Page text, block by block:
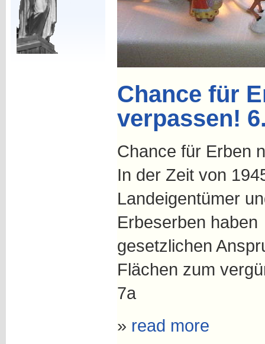
Chance für
verpassen!
Chance für Erben
In der Zeit von
Landeigentümer
Erbeserben haben
gesetzlichen
Flächen zum
7a
» read more